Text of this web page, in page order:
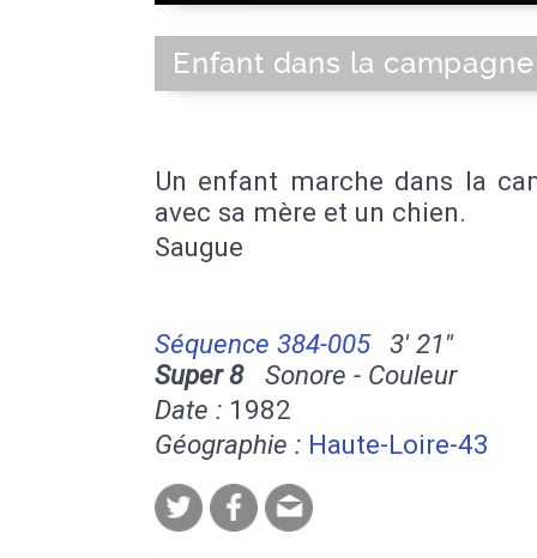
Enfant dans la campagne
Un enfant marche dans la
avec sa mère et un chien.
Saugue
Séquence 384-005
3' 21''
Super 8Sonore - Couleur
Date : 1982
Géographie : Haute-Loire-43